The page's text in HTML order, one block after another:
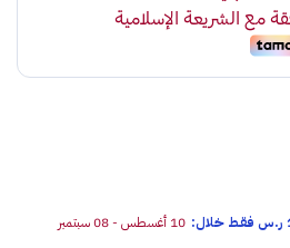
10 أغسطس - 08 سبتمبر